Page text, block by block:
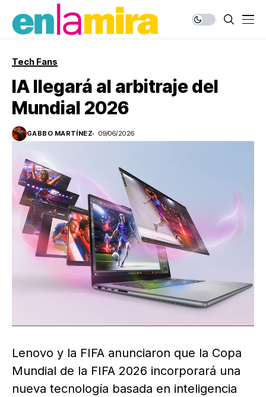
Tech Fans
IA llegará al arbitraje del
Mundial 2026
GABBO MARTÍNEZ 09/06/2026
Lenovo y la FIFA anunciaron que la Copa
Mundial de la FIFA 2026 incorporará una
nueva tecnología basada en inteligencia